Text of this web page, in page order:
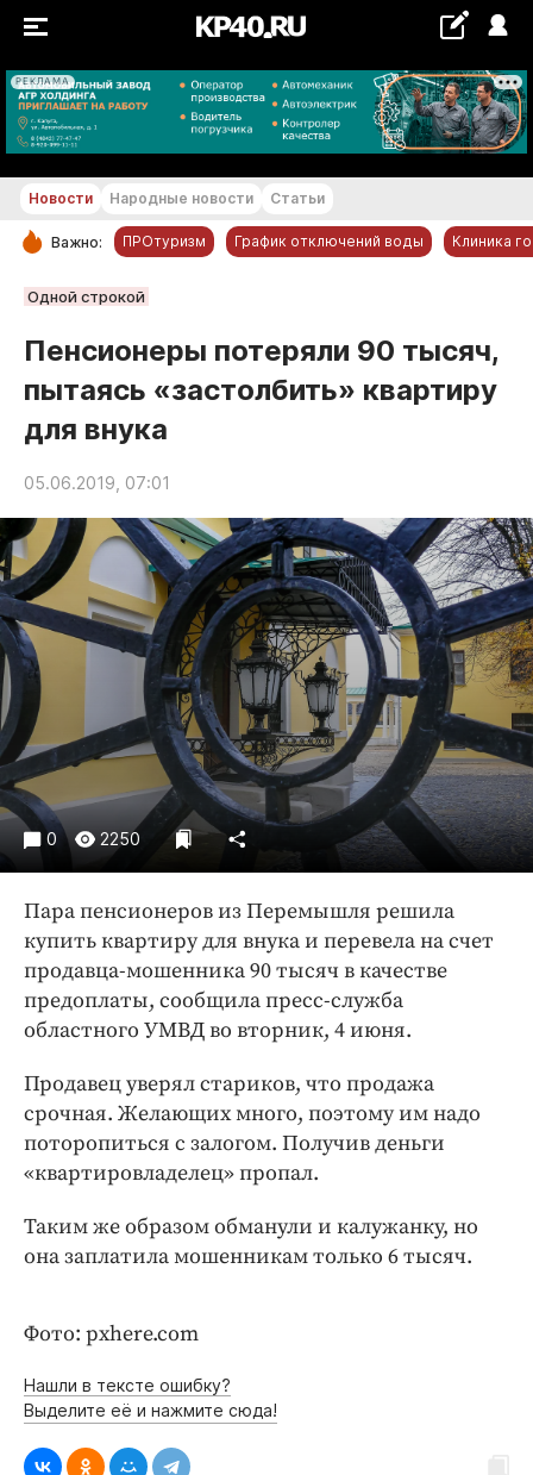
РЕКЛАМА
+18...+19 °С
РУБРИКИ
Новости компаний
Статьи
Народные новости
Авто и транспорт
Благоустройство
Криминал
Культура
Недвижимость и ЖКХ
Образование
Общество
Погода
Праздники
Происшествия
Спорт
Экономика и бизнес
ПРОЕКТЫ
Блоги
Издания
Медиаперсона
Клиника года
Бренд года
Работодатель года
Новости Народные новости Статьи
Важно: ПРОтуризм График отключений воды Клиника
Одной строкой
Пенсионеры потеряли 90 тысяч,
пытаясь «застолбить» квартиру
для внука
05.06.2019, 07:01
0 2250
Пара пенсионеров из Перемышля решила
купить квартиру для внука и перевела на счет
продавца-мошенника 90 тысяч в качестве
предоплаты, сообщила пресс-служба
областного УМВД во вторник, 4 июня.
Продавец уверял стариков, что продажа
срочная. Желающих много, поэтому им надо
поторопиться с залогом. Получив деньги
«квартировладелец» пропал.
Таким же образом обманули и калужанку, но
она заплатила мошенникам только 6 тысяч.
Фото: pxhere.com
Нашли в тексте ошибку?
Выделите её и нажмите сюда!